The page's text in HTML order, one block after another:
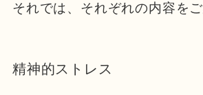
それでは、それぞれの内容をご
精神的ストレス